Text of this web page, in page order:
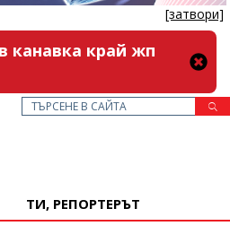
[затвори]
канавка край жп
ТИ, РЕПОРТЕРЪТ